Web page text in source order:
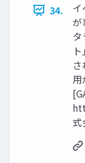
34.
が
式